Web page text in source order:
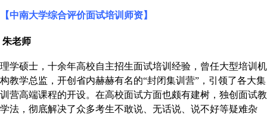
【中南大学综合评价面试培训师资】
朱老师
理学硕士，十余年高校自主招生面试培训经验，曾任大型培训机
构教学总监，开创省内赫赫有名的“封闭集训营”，引领了各大集
训营高端课程的开设。在高校面试方面也颇有建树，独创面试教
学法，彻底解决了众多考生不敢说、无话说、说不好等疑难杂